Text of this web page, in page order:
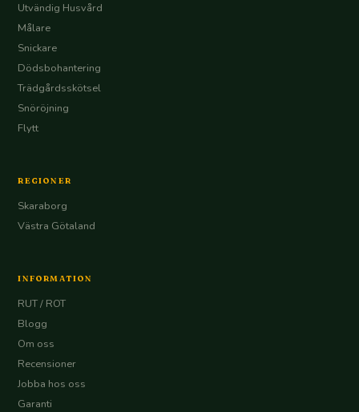
Utvändig Husvård
Målare
Snickare
Dödsbohantering
Trädgårdsskötsel
Snöröjning
Flytt
REGIONER
Skaraborg
Västra Götaland
INFORMATION
RUT / ROT
Blogg
Om oss
Recensioner
Jobba hos oss
Garanti